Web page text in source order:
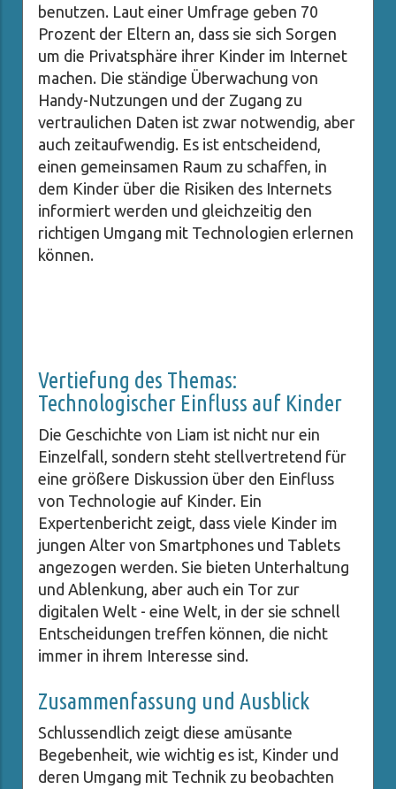
benutzen. Laut einer Umfrage geben 70
Prozent der Eltern an, dass sie sich Sorgen
um die Privatsphäre ihrer Kinder im Internet
machen. Die ständige Überwachung von
Handy-Nutzungen und der Zugang zu
vertraulichen Daten ist zwar notwendig, aber
auch zeitaufwendig. Es ist entscheidend,
einen gemeinsamen Raum zu schaffen, in
dem Kinder über die Risiken des Internets
informiert werden und gleichzeitig den
richtigen Umgang mit Technologien erlernen
können.
Vertiefung des Themas:
Technologischer Einfluss auf Kinder
Die Geschichte von Liam ist nicht nur ein
Einzelfall, sondern steht stellvertretend für
eine größere Diskussion über den Einfluss
von Technologie auf Kinder. Ein
Expertenbericht zeigt, dass viele Kinder im
jungen Alter von Smartphones und Tablets
angezogen werden. Sie bieten Unterhaltung
und Ablenkung, aber auch ein Tor zur
digitalen Welt - eine Welt, in der sie schnell
Entscheidungen treffen können, die nicht
immer in ihrem Interesse sind.
Zusammenfassung und Ausblick
Schlussendlich zeigt diese amüsante
Begebenheit, wie wichtig es ist, Kinder und
deren Umgang mit Technik zu beobachten